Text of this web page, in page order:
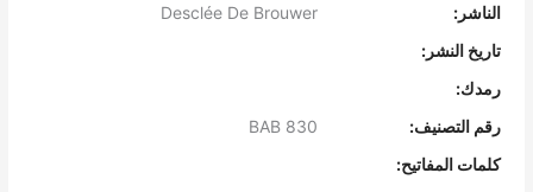
الناشر:
Desclée De Brouwer
تاريخ النشر:
رمدك:
رقم التصنيف:
كلمات المفاتيح: